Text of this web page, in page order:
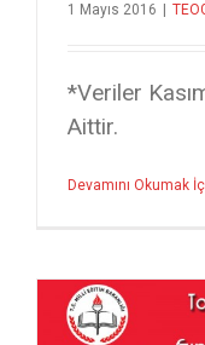
1 Mayıs 2016
*Veriler
Aittir.
Devamını Okumak